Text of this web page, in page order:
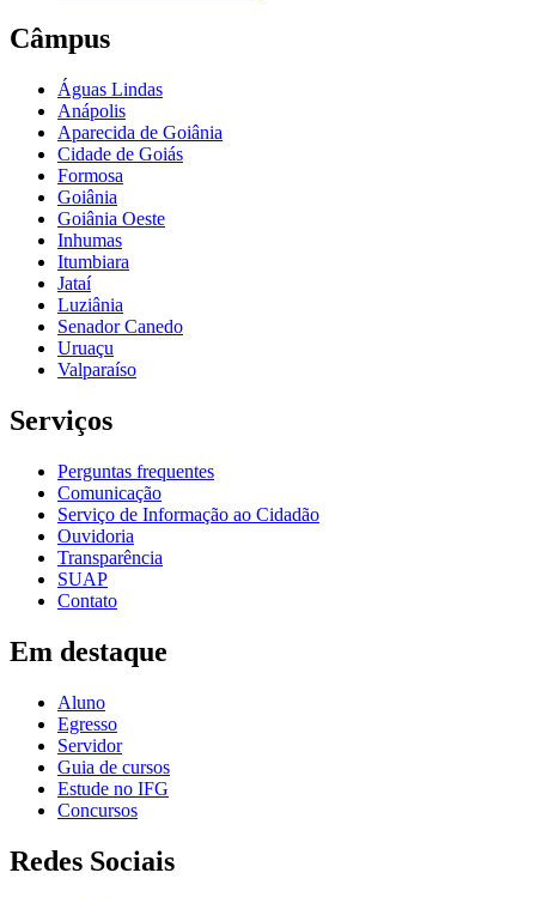
Câmpus
Águas Lindas
Anápolis
Aparecida de Goiânia
Cidade de Goiás
Formosa
Goiânia
Goiânia Oeste
Inhumas
Itumbiara
Jataí
Luziânia
Senador Canedo
Uruaçu
Valparaíso
Serviços
Perguntas frequentes
Comunicação
Serviço de Informação ao Cidadão
Ouvidoria
Transparência
SUAP
Contato
Em destaque
Aluno
Egresso
Servidor
Guia de cursos
Estude no IFG
Concursos
Redes Sociais